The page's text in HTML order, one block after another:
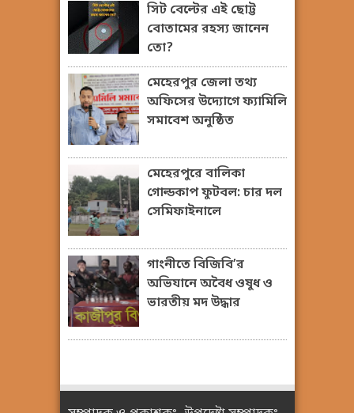
সিট বেল্টের এই ছোট্ট
বোতামের রহস্য জানেন
তো?
মেহেরপুর জেলা তথ্য
অফিসের উদ্যোগে ফ্যামিলি
সমাবেশ অনুষ্ঠিত
মেহেরপুরে বালিকা
গোল্ডকাপ ফুটবল: চার দল
সেমিফাইনালে
গাংনীতে বিজিবি’র
অভিযানে অবৈধ ওষুধ ও
ভারতীয় মদ উদ্ধার